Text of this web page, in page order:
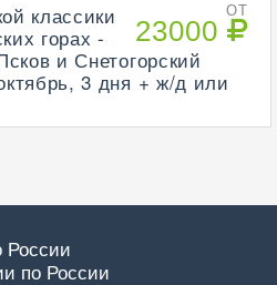
ОТ
23000
классики
горах -
и Снетогорский
3 дня + ж/д или
России
по России